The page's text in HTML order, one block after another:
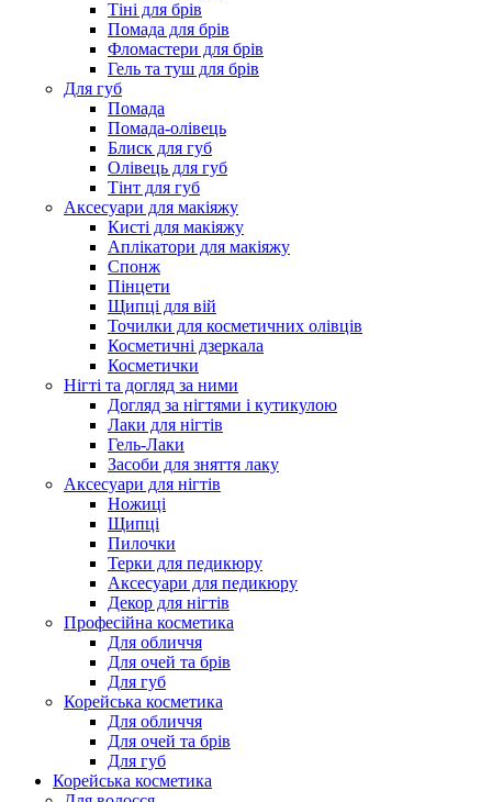
Тіні для брів
Помада для брів
Фломастери для брів
Гель та туш для брів
Для губ
Помада
Помада-олівець
Блиск для губ
Олівець для губ
Тінт для губ
Аксесуари для макіяжу
Кисті для макіяжу
Аплікатори для макіяжу
Спонж
Пінцети
Щипці для вій
Точилки для косметичних олівців
Косметичні дзеркала
Косметички
Нігті та догляд за ними
Догляд за нігтями і кутикулою
Лаки для нігтів
Гель-Лаки
Засоби для зняття лаку
Аксесуари для нігтів
Ножиці
Щипці
Пилочки
Терки для педикюру
Аксесуари для педикюру
Декор для нігтів
Професійна косметика
Для обличчя
Для очей та брів
Для губ
Корейська косметика
Для обличчя
Для очей та брів
Для губ
Корейська косметика